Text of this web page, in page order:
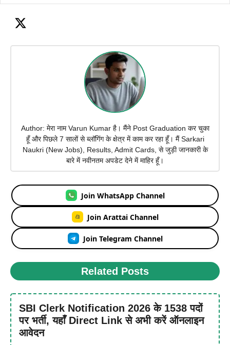
Author: मेरा नाम Varun Kumar है। मैंने Post Graduation कर चुका
हूँ और पिछले 7 सालों से ब्लॉगिंग के क्षेत्र में काम कर रहा हूँ। मैं Sarkari
Naukri (New Jobs), Results, Admit Cards, से जुड़ी जानकारी के
बारे में नवीनतम अपडेट देने में माहिर हूँ।
Join WhatsApp Channel
Join Arattai Channel
Join Telegram Channel
Related Posts
SBI Clerk Notification 2026 के 1538 पदों
पर भर्ती, यहाँ Direct Link से अभी करें ऑनलाइन
आवेदन